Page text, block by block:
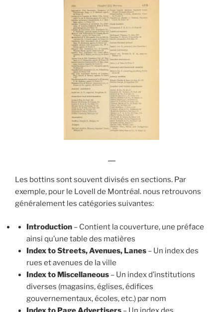
Les bottins sont souvent divisés en sections. Par
exemple, pour le Lovell de Montréal. nous retrouvons
généralement les catégories suivantes:
Introduction – Contient la couverture, une préface
ainsi qu’une table des matières
Index to Streets, Avenues, Lanes– Un index des
rues et avenues de la ville
Index to Miscellaneous– Un index d’institutions
diverses (magasins, églises, édifices
gouvernementaux, écoles, etc.) par nom